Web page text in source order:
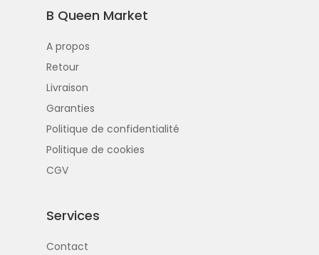
B Queen Market
A propos
Retour
Livraison
Garanties
Politique de confidentialité
Politique de cookies
CGV
Services
Contact